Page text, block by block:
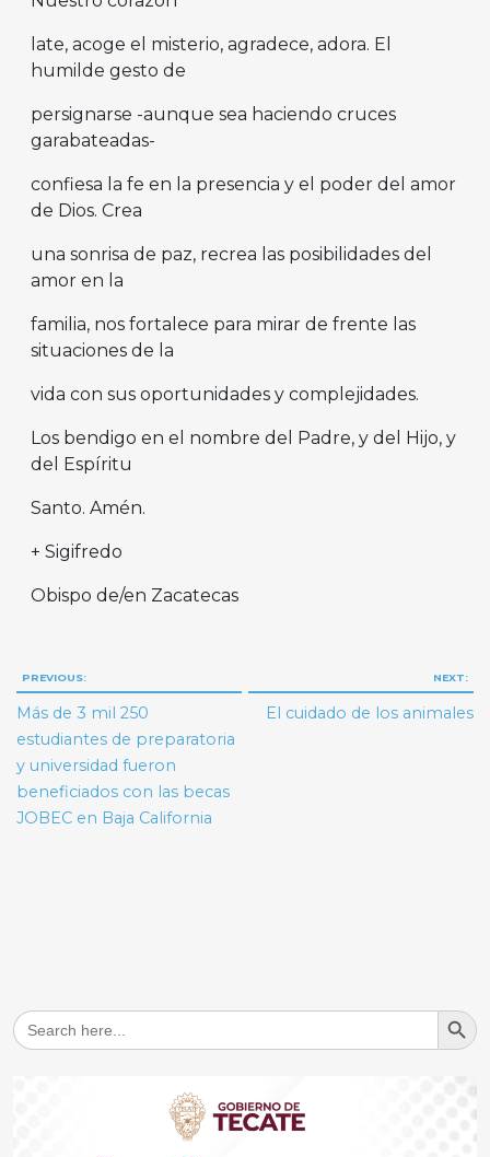
late, acoge el misterio, agradece, adora. El
humilde gesto de
persignarse -aunque sea haciendo cruces
garabateadas-
confiesa la fe en la presencia y el poder del amor
de Dios. Crea
una sonrisa de paz, recrea las posibilidades del
amor en la
familia, nos fortalece para mirar de frente las
situaciones de la
vida con sus oportunidades y complejidades.
Los bendigo en el nombre del Padre, y del Hijo, y
del Espíritu
Santo. Amén.
+ Sigifredo
Obispo de/en Zacatecas
Navegación
de
entradas
PREVIOUS:
Más de 3 mil 250
estudiantes de preparatoria
y universidad fueron
beneficiados con las becas
JOBEC en Baja California
NEXT:
El cuidado de los animales
Search
for:
Search